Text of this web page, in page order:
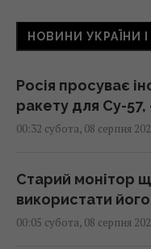
НОВИНИ УКРАЇНИ І
Росія просуває
ракету для Су-57,
00:32 субота, 08 серпня
Старий монітор
використати
00:05 субота, 08 серпня